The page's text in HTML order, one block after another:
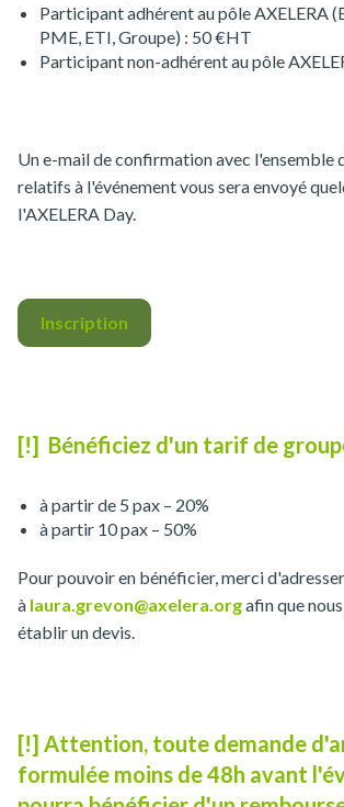
Participant adhérent au pôle AXELERA
PME, ETI, Groupe) : 50 €HT
Participant non-adhérent au pôle
Un e-mail de confirmation avec l'ensemble
relatifs à l'événement vous sera envoyé
l'AXELERA Day.
Inscription
[!] Bénéficiez d'un tarif de
à partir de 5 pax – 20%
à partir 10 pax – 50%
Pour pouvoir en bénéficier, merci
à laura.grevon@axelera.orgafin que
établir un devis.
[!] Attention, toute demande
formulée moins de 48h avant